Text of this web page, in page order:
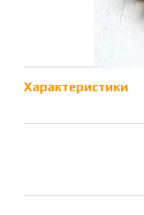
Характеристики